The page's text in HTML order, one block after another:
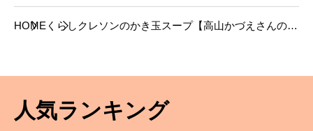
HOME くらしクレソンのかき玉スープ【高山かづえさんの卵
人気ランキング